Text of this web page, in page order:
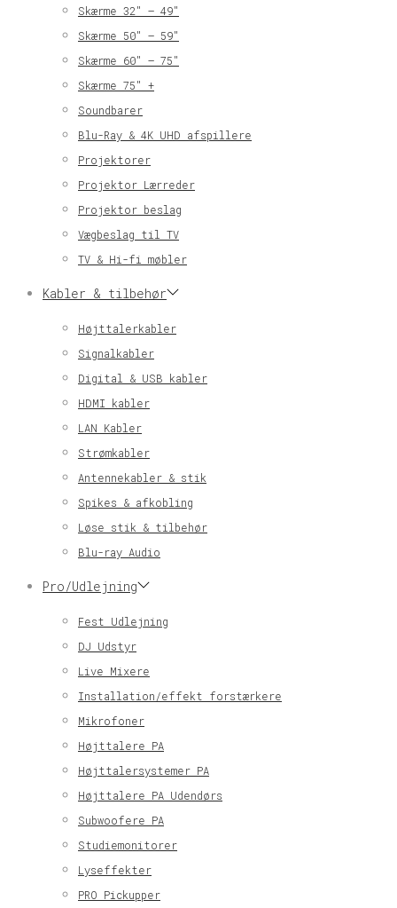
Skærme 32″ – 49″
Skærme 50″ – 59″
Skærme 60″ – 75″
Skærme 75″ +
Soundbarer
Blu-Ray & 4K UHD afspillere
Projektorer
Projektor Lærreder
Projektor beslag
Vægbeslag til TV
TV & Hi-fi møbler
Kabler & tilbehør
Højttalerkabler
Signalkabler
Digital & USB kabler
HDMI kabler
LAN Kabler
Strømkabler
Antennekabler & stik
Spikes & afkobling
Løse stik & tilbehør
Blu-ray Audio
Pro/Udlejning
Fest Udlejning
DJ Udstyr
Live Mixere
Installation/effekt forstærkere
Mikrofoner
Højttalere PA
Højttalersystemer PA
Højttalere PA Udendørs
Subwoofere PA
Studiemonitorer
Lyseffekter
PRO Pickupper